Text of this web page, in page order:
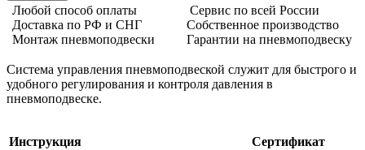
Любой способ оплаты
Доставка по РФ и СНГ
Монтаж пневмоподвески
Сервис по всей России
Собственное производство
Гарантии на пневмоподвеску
Система управления пневмоподвеской служит для быстрого и
удобного регулирования и контроля давления в
пневмоподвеске.
Инструкция
Сертификат